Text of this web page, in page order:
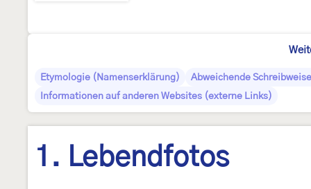
Etymologie (Namenserklärung)
Abweichende
Informationen auf anderen Websites (externe Links)
1. Lebendfotos